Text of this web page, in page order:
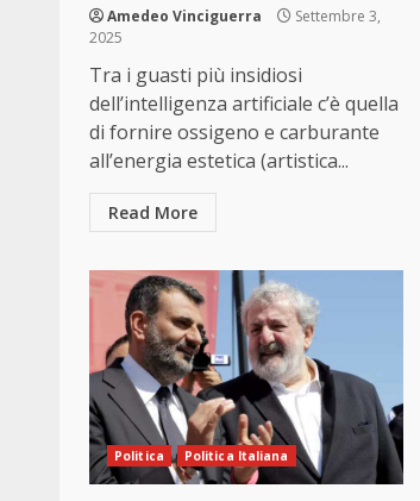
Amedeo Vinciguerra
Settembre 3,
2025
Tra i guasti più insidiosi
dell’intelligenza artificiale c’è quella
di fornire ossigeno e carburante
all’energia estetica (artistica...
Read More
Politica Politica Italiana